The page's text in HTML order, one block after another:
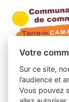
Votre
Sur ce site,
l’audience et
Vous pouvez